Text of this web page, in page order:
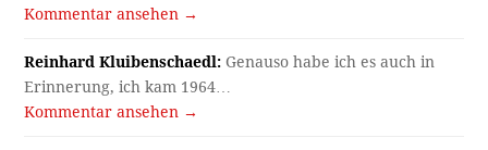
Kommentar ansehen →
Reinhard Kluibenschaedl: Genauso habe ich es auch in
Erinnerung, ich kam 1964…
Kommentar ansehen →